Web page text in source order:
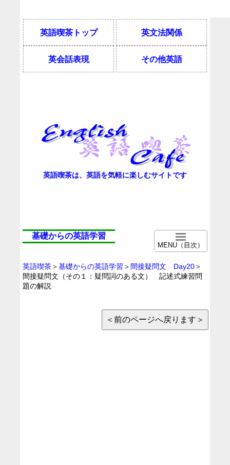
英語喫茶トップ 英文法関係
英会話表現 その他英語
英語喫茶は、英語を気軽に楽しむサイトです
基礎からの英語学習
MENU（目次）
英語喫茶＞基礎からの英語学習 ＞ 間接疑問文 Day20＞
間接疑問文（その１：疑問詞のある文） 記述式練習問
題の解説